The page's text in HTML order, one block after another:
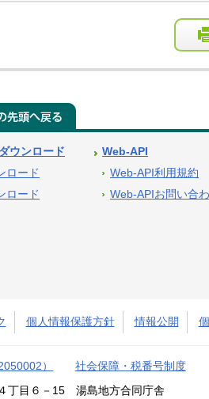
ウンロード
ロード
ロード
Web-API
Web-API利用規約
Web-APIお問い合
個人情報保護方針 情報公開
） 社会保障・税番号制度
丁目６－15 湯島地方合同庁舎